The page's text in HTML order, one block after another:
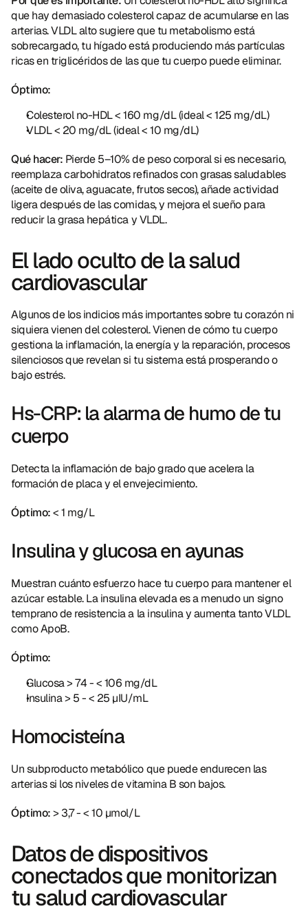
que hay demasiado colesterol capaz de acumularse en las
arterias. VLDL alto sugiere que tu metabolismo está
sobrecargado, tu hígado está produciendo más partículas
ricas en triglicéridos de las que tu cuerpo puede eliminar.
Óptimo:
Colesterol no-HDL < 160 mg/dL (ideal < 125 mg/dL)
VLDL < 20 mg/dL (ideal < 10 mg/dL)
Qué hacer: Pierde 5–10% de peso corporal si es necesario,
reemplaza carbohidratos refinados con grasas saludables
(aceite de oliva, aguacate, frutos secos), añade actividad
ligera después de las comidas, y mejora el sueño para
reducir la grasa hepática y VLDL.
El lado oculto de la salud
cardiovascular
Algunos de los indicios más importantes sobre tu corazón ni
siquiera vienen del colesterol. Vienen de cómo tu cuerpo
gestiona la inflamación, la energía y la reparación, procesos
silenciosos que revelan si tu sistema está prosperando o
bajo estrés.
Hs-CRP: la alarma de humo de tu
cuerpo
Detecta la inflamación de bajo grado que acelera la
formación de placa y el envejecimiento.
Óptimo: < 1 mg/L
Insulina y glucosa en ayunas
Muestran cuánto esfuerzo hace tu cuerpo para mantener el
azúcar estable. La insulina elevada es a menudo un signo
temprano de resistencia a la insulina y aumenta tanto VLDL
como ApoB.
Óptimo:
Glucosa > 74 - < 106 mg/dL
Insulina > 5 - < 25 µIU/mL
Homocisteína
Un subproducto metabólico que puede endurecen las
arterias si los niveles de vitamina B son bajos.
Óptimo: > 3,7 - < 10 µmol/L
Datos de dispositivos
conectados que monitorizan
tu salud cardiovascular